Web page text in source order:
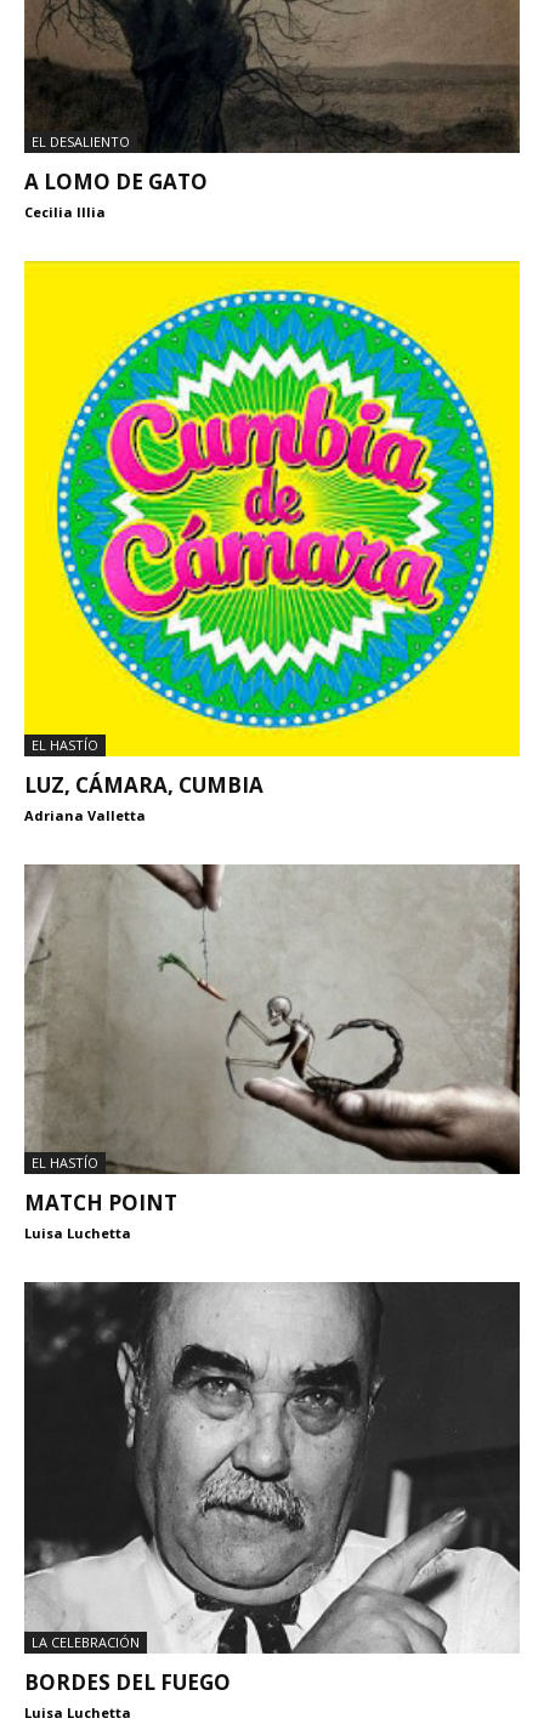
EL DESALIENTO
A LOMO DE GATO
Cecilia Illia
EL HASTÍO
LUZ, CÁMARA, CUMBIA
Adriana Valletta
EL HASTÍO
MATCH POINT
Luisa Luchetta
LA CELEBRACIÓN
BORDES DEL FUEGO
Luisa Luchetta